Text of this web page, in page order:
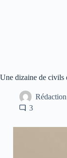
Une dizaine de civils
Rédaction
3